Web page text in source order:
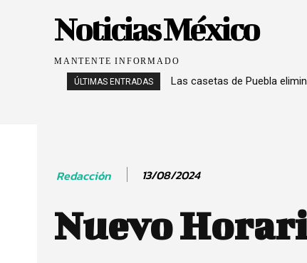
Noticias México
MANTENTE INFORMADO
ÚLTIMAS ENTRADAS Las casetas de Puebla
Redacción 13/08/2024
Nuevo